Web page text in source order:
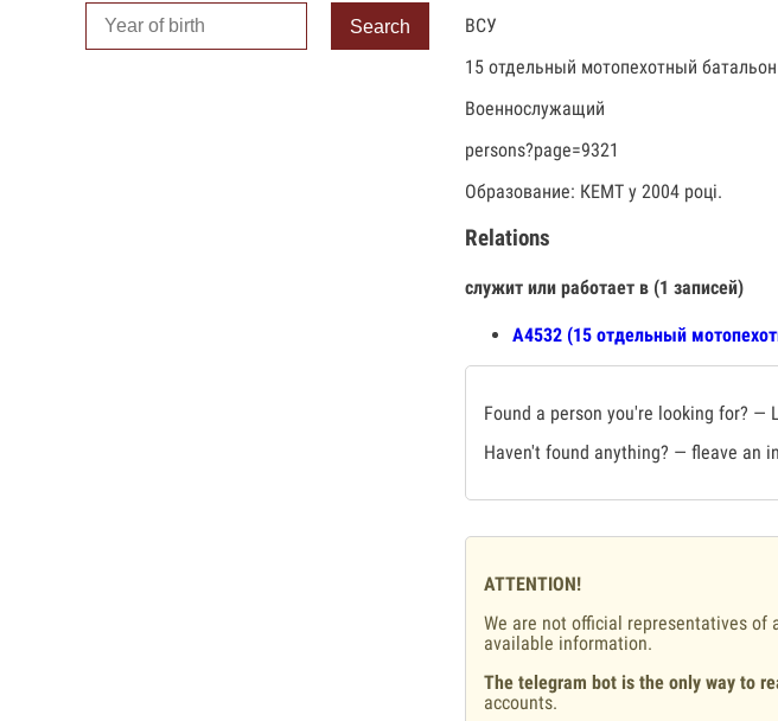
Search
ВСУ
15 отдельный мотопехотный
Военнослужащий
persons?page=9321
Образование: КЕМТ у 2004 році.
Relations
служит или работает в (1 записей)
А4532 (15 отдельный
Found a person you're looking for? —
Haven't found anything? — fleave an
ATTENTION!
We are not official representatives of
available information.
The telegram bot is the only way to
accounts.